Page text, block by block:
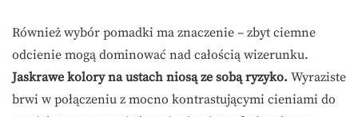
Również wybór pomadki ma znaczenie – zbyt ciemne
odcienie mogą dominować nad całością wizerunku.
Jaskrawe kolory na ustach niosą ze sobą ryzyko. Wyraziste
brwi w połączeniu z mocno kontrastującymi cieniami do